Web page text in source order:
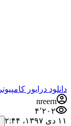
دانلود درایور
nreern
۴٬۲۰۲
۱۱ دی ۱۳۹۷،‏ ۲:۴۴